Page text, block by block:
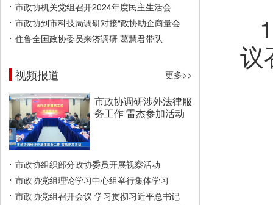
市政协机关党组召开2024年度民主生活会
市政协到市科技局调研对接“政协助企商量会
住鲁全国政协委员来济调研 葛慧君带队
视频报道 更多>>
市政协调研涉外法律服
务工作 雷杰参加活动
市政协组织部分政协委员开展视察活动
市政协党组理论学习中心组举行集体学习
市政协党组召开会议 学习贯彻习近平总书记
议